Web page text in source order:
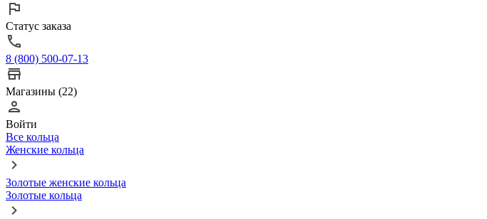
Статус заказа
8 (800) 500-07-13
Магазины (22)
Войти
Все кольца
Женские кольца
Золотые женские кольца
Золотые кольца